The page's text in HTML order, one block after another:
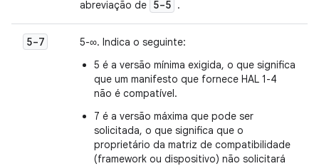
abreviação de 5-5 .
5-7
5-∞. Indica o seguinte:
5 é a versão mínima exigida, o que significa
que um manifesto que fornece HAL 1-4
não é compatível.
7 é a versão máxima que pode ser
solicitada, o que significa que o
proprietário da matriz de compatibilidade
(framework ou dispositivo) não solicitará